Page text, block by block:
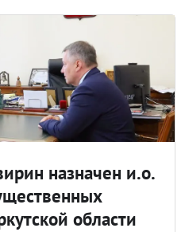
назначен и.о.
области